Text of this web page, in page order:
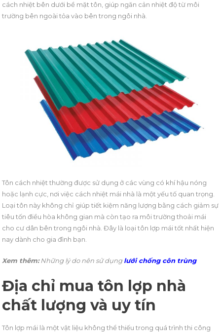
cách nhiệt bên dưới bề mặt tôn, giúp ngăn cản nhiệt độ từ môi
trường bên ngoài tỏa vào bên trong ngôi nhà.
Tôn cách nhiệt thường được sử dụng ở các vùng có khí hậu nóng
hoặc lạnh cực, nơi việc cách nhiệt mái nhà là một yếu tố quan trọng.
Loại tôn này không chỉ giúp tiết kiệm năng lượng bằng cách giảm sự
tiêu tốn điều hòa không gian mà còn tạo ra môi trường thoải mái
cho cư dân bên trong ngôi nhà. Đây là loại tôn lợp mái tốt nhất hiện
nay dành cho gia đình bạn.
Xem thêm:Những lý do nên sử dụng lưới chống côn trùng
Địa chỉ mua tôn lợp nhà
chất lượng và uy tín
Tôn lợp mái là một vật liệu không thể thiếu trong quá trình thi công